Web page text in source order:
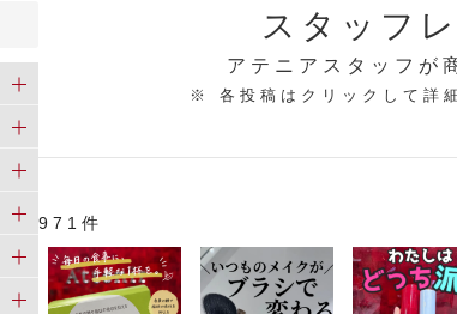
乳液・ジェル・クリーム
ボディケア・ハンドケア
・フレグランス
リップメイク
ビューティシリーズ
青汁シリーズ
ヘルスシリーズ
スキンクリア クレンズ
オイル 専用ギフト
スタッフ
アテニアスタッフが
※ 各投稿はクリックして詳
971件